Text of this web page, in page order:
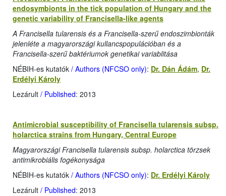
endosymbionts in the tick population of Hungary and the
genetic variability of Francisella-like agents
A Francisella tularensis és a Francisella-szerű endoszimbionták
jelenléte a magyarországi kullancspopulációban és a
Francisella-szerű baktériumok genetikai variablitása
NÉBIH-es kutatók / Authors (NFCSO only): Dr. Dán Ádám, Dr.
Erdélyi Károly
Lezárult / Published: 2013
Antimicrobial susceptibility of Francisella tularensis subsp.
holarctica strains from Hungary, Central Europe
Magyarországi Francisella tularensis subsp. holarctica törzsek
antimikrobiális fogékonysága
NÉBIH-es kutatók / Authors (NFCSO only): Dr. Erdélyi Károly
Lezárult / Published: 2013